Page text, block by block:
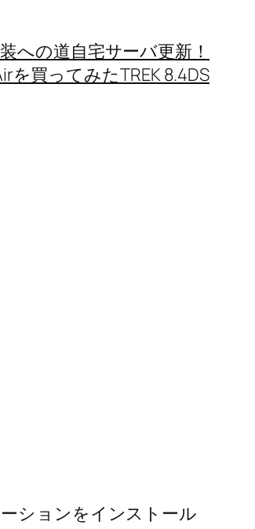
への道自宅サーバ更新！
を買ってみたTREK 8.4DS
ションをインストール